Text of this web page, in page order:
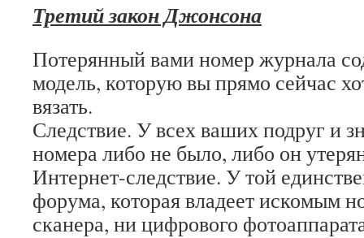
Третий закон Джонсона
Потерянный вами номер журнала
модель, которую вы прямо сейчас
вязать.
Следствие. У всех ваших подруг и
номера либо не было, либо он
Интернет-следствие. У той
форума, которая владеет искомым
сканера, ни цифрового